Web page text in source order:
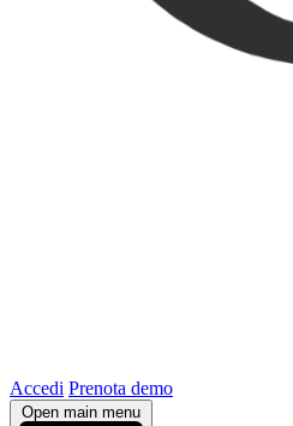
Accedi Prenota demo
Open main menu